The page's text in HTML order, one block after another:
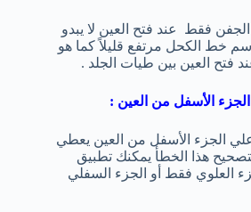
فقط عند فتح العين لا يبدو
خط الكحل مرتفع قليلاً كما هو
العين بين طيات الجلد .
الأسفل من العين :
الجزء الأسفل من العين يعطي
هذا الخطأ يمكنك تطبيق
العلوي فقط أو الجزء السفلي